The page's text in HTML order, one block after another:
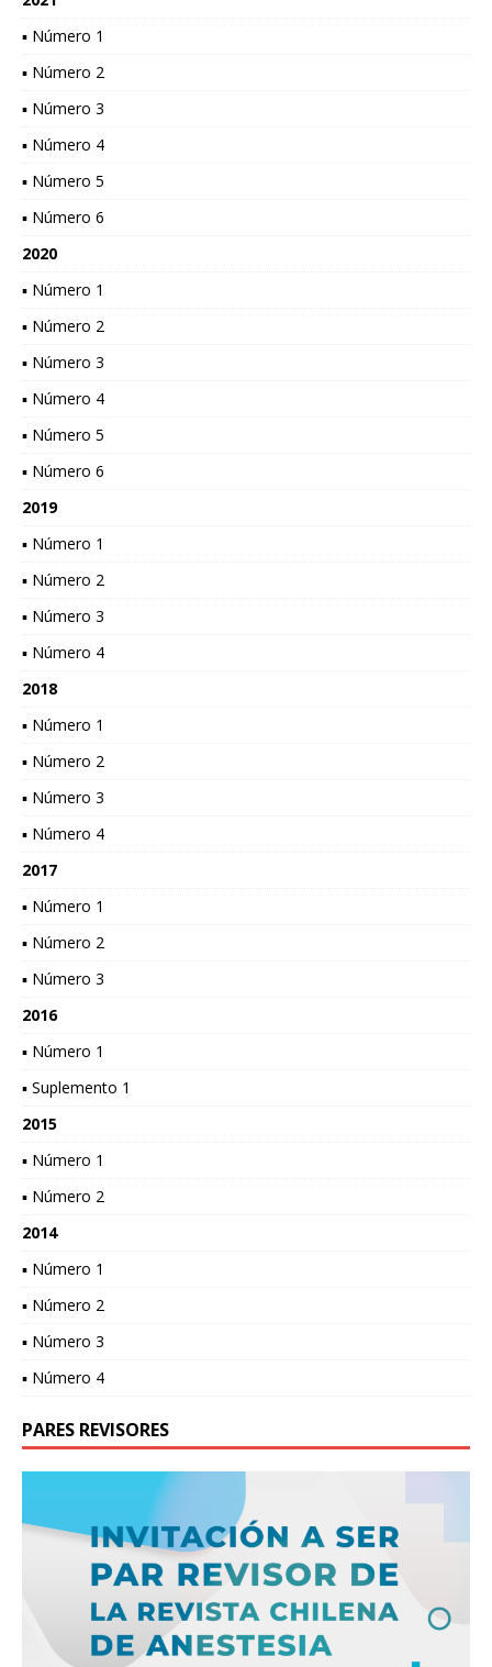
▪ Número 1
▪ Número 2
▪ Número 3
▪ Número 4
▪ Número 5
▪ Número 6
2020
▪ Número 1
▪ Número 2
▪ Número 3
▪ Número 4
▪ Número 5
▪ Número 6
2019
▪ Número 1
▪ Número 2
▪ Número 3
▪ Número 4
2018
▪ Número 1
▪ Número 2
▪ Número 3
▪ Número 4
2017
▪ Número 1
▪ Número 2
▪ Número 3
2016
▪ Número 1
▪ Suplemento 1
2015
▪ Número 1
▪ Número 2
2014
▪ Número 1
▪ Número 2
▪ Número 3
▪ Número 4
PARES REVISORES